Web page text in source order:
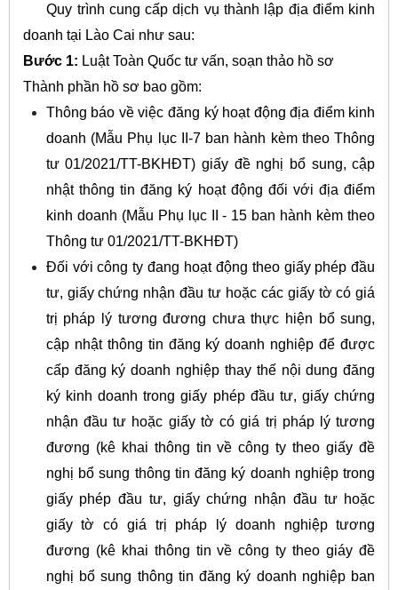
Quy trình cung cấp dịch vụ thành lập địa điểm kinh
doanh tại Lào Cai như sau:
Bước 1: Luật Toàn Quốc tư vấn, soạn thảo hồ sơ
Thành phần hồ sơ bao gồm:
Thông báo về việc đăng ký hoạt động địa điểm kinh
doanh (Mẫu Phụ lục II-7 ban hành kèm theo Thông
tư 01/2021/TT-BKHĐT) giấy đề nghị bổ sung, cập
nhật thông tin đăng ký hoạt động đối với địa điểm
kinh doanh (Mẫu Phụ lục II - 15 ban hành kèm theo
Thông tư 01/2021/TT-BKHĐT)
Đối với công ty đang hoạt động theo giấy phép đầu
tư, giấy chứng nhận đầu tư hoặc các giấy tờ có giá
trị pháp lý tương đương chưa thực hiện bổ sung,
cập nhật thông tin đăng ký doanh nghiệp để được
cấp đăng ký doanh nghiệp thay thế nội dung đăng
ký kinh doanh trong giấy phép đầu tư, giấy chứng
nhận đầu tư hoặc giấy tờ có giá trị pháp lý tương
đương (kê khai thông tin về công ty theo giấy đề
nghị bổ sung thông tin đăng ký doanh nghiệp trong
giấy phép đầu tư, giấy chứng nhận đầu tư hoặc
giấy tờ có giá trị pháp lý doanh nghiệp tương
đương (kê khai thông tin về công ty theo giáy đề
nghị bổ sung thông tin đăng ký doanh nghiệp ban